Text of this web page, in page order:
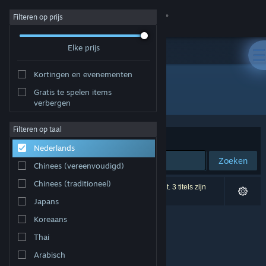
Inloggen
Community
Over
Ondersteuning
Taal wijzigen
Download de mobiele Steam-app
Desktopwebsite weergeven
Filteren op prijs
Elke prijs
Kortingen en evenementen
Gratis te spelen items
verbergen
Filteren op taal
Nederlands
Chinees (vereenvoudigd)
Chinees (traditioneel)
Japans
Koreaans
Thai
Arabisch
Ontwikkelaar: Brett Jackson
Sorteren op Relevantie
Zoeken
0 resultaten komen overeen met je zoekopdracht. 3 titels zijn
uitgesloten op basis van je voorkeuren.